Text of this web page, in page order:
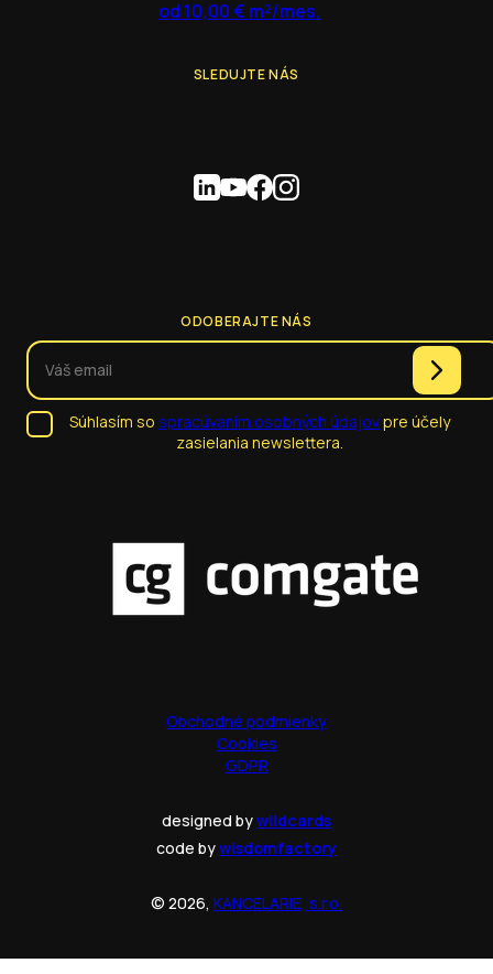
od 10,00 € m²/mes.
SLEDUJTE NÁS
ODOBERAJTE NÁS
Súhlasím so spracúvaním osobných údajovpre účely
zasielania newslettera.
Obchodné podmienky
Cookies
GDPR
designed bywildcards
code bywisdomfactory
© 2026, KANCELARIE, s.r.o.